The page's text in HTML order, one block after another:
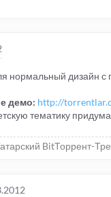
нормальный дизайн с
демо: http://
тематику
BitТоррент-